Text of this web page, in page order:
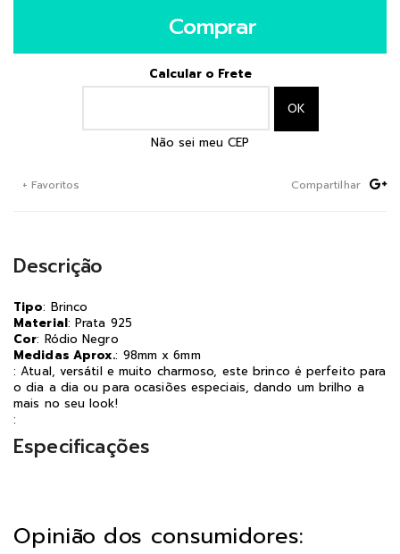
Comprar
Calcular o Frete
Não sei meu CEP
+ Favoritos Compartilhar
Descrição
Tipo: Brinco
Material: Prata 925
Cor: Ródio Negro
Medidas Aprox.: 98mm x 6mm
: Atual, versátil e muito charmoso, este brinco é perfeito para
o dia a dia ou para ocasiões especiais, dando um brilho a
mais no seu look!
:
Especificações
Opinião dos consumidores: